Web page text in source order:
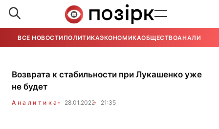
ВСЕ НОВОСТИ ПОЛИТИКАЭКОНОМИКАОБЩЕСТВОАНАЛИТИКА
Возврата к стабильности при Лукашенко уже
не будет
Аналитика 28.01.2022 21:35